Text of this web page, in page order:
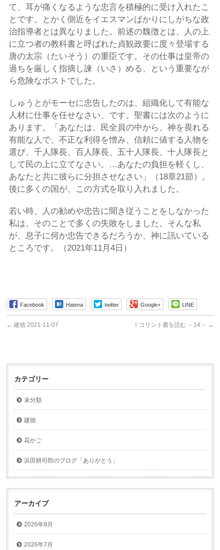
て、耳が痛くなるような忠言を積極的に受け入れたこ
とです。とかく側近をイエスマンばかりにしがちな政
治指導者とは異なりました。前述の魏徴とは、人の上
に立つ者の教科書と呼ばれた貞観政要に度々登場する
唐の太宗（たいそう）の重臣です。その仕事は皇帝の
過ちを厳しく指摘し諫（いさ）める、という重要なが
ら危険なポストでした。
しゅうとがモーセに忠告したのは、組織化して有能な
人材に仕事を任せなさい、です。聖書には次のように
あります。「あなたは、民全員の中から、神を畏れる
有能な人で、不正な利得を憎み、信頼に値する人物を
選び、千人隊長、百人隊長、五十人隊長、十人隊長と
して民の上に立てなさい。…あなたの負担を軽くし、
あなたと共に彼らに分担させなさい」（18章21節）。
後に多くの国が、この方式を取り入れました。
若い時、人の勧めや忠告に聞き従うことをしなかった
私は、そのことで多くの失敗をしました。そんな私
が、息子に何か忠告できるだろうか、神に訊いている
ところです。（2021年11月4日）
Facebook Hatena twitter Google+ LINE
← 建徳 2021-11-07 Ⅰコリント書を読む －14－ →
カテゴリー
未分類
建徳
花かご
浜田耕司郎のブログ「ありがとう」
アーカイブ
2026年8月
2026年7月